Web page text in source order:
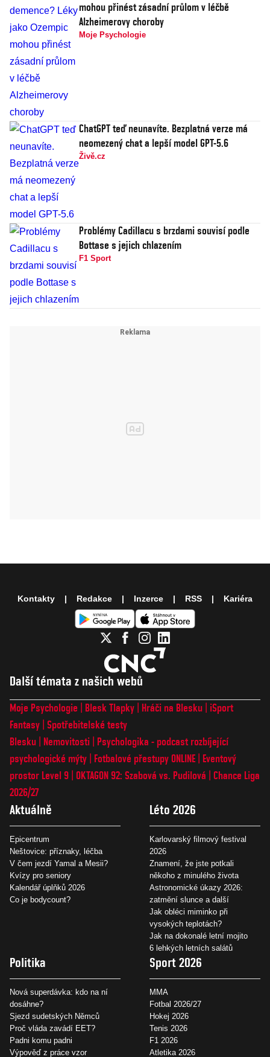
mohou přinést zásadní průlom v léčbě
Alzheimerovy choroby
Moje Psychologie
ChatGPT teď neunavíte. Bezplatná verze má
neomezený chat a lepší model GPT-5.6
Živě.cz
Problémy Cadillacu s brzdami souvisí podle
Bottase s jejich chlazením
F1 Sport
Další témata z našich webů
Moje Psychologie Blesk Tlapky Hráči na Blesku
iSport
Fantasy Spotřebitelské testy
Blesku
Nemovitosti
Psychologika - podcast rozbíjející
psychologické mýty
Fotbalové přestupy ONLINE
Eventový
prostor Level 9 OKTAGON 92: Szabová vs. Pudilová
Chance Liga
2026/27
Aktuálně
Epicentrum
Neštovice: příznaky, léčba
V čem jezdí Yamal a Mesii?
Kvízy pro seniory
Kalendář úplňků 2026
Co je bodycount?
Léto 2026
Karlovarský filmový festival
2026
Znamení, že jste potkali
někoho z minulého života
Astronomické úkazy 2026:
zatmění slunce a další
Jak obléci miminko při
vysokých teplotách?
Jak na dokonalé letní mojito
6 lehkých letních salátů
Politika
Nová superdávka: kdo na ní
dosáhne?
Sjezd sudetských Němců
Proč vláda zavádí EET?
Padni komu padni
Výpověď z práce vzor
Sport 2026
MMA
Fotbal 2026/27
Hokej 2026
Tenis 2026
F1 2026
Atletika 2026
Kontakty Redakce Inzerce RSS Kariéra